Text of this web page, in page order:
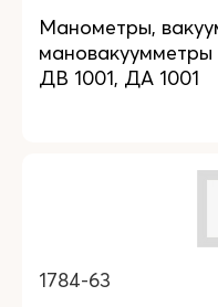
Манометры,
ДВ 1001, ДА 1001
1784-63